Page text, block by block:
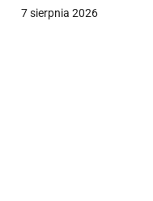
7 sierpnia 2026